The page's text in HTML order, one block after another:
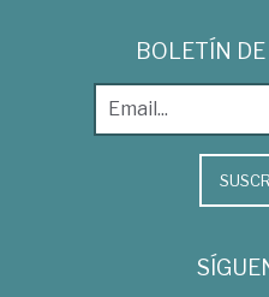
BOLETÍN